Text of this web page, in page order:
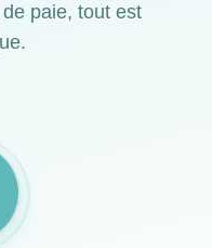
paie, tout est